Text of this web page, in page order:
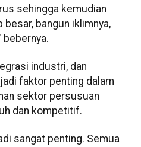
sehingga kemudian
bangun iklimnya,
bebernya.
industri, dan
faktor penting dalam
sektor persusuan
dan kompetitif.
sangat penting. Semua